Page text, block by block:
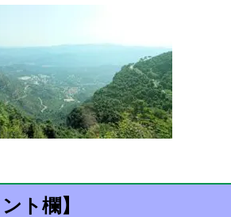
ト欄】